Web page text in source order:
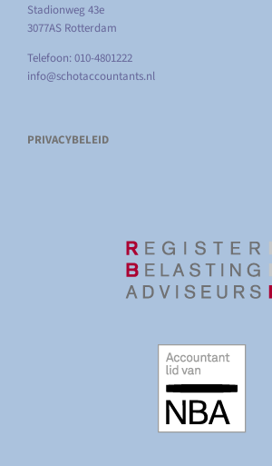
Stadionweg 43e
3077AS Rotterdam
Telefoon: 010-4801222
info@schotaccountants.nl
PRIVACYBELEID